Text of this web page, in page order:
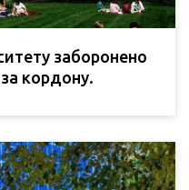
заборонено
кордону.